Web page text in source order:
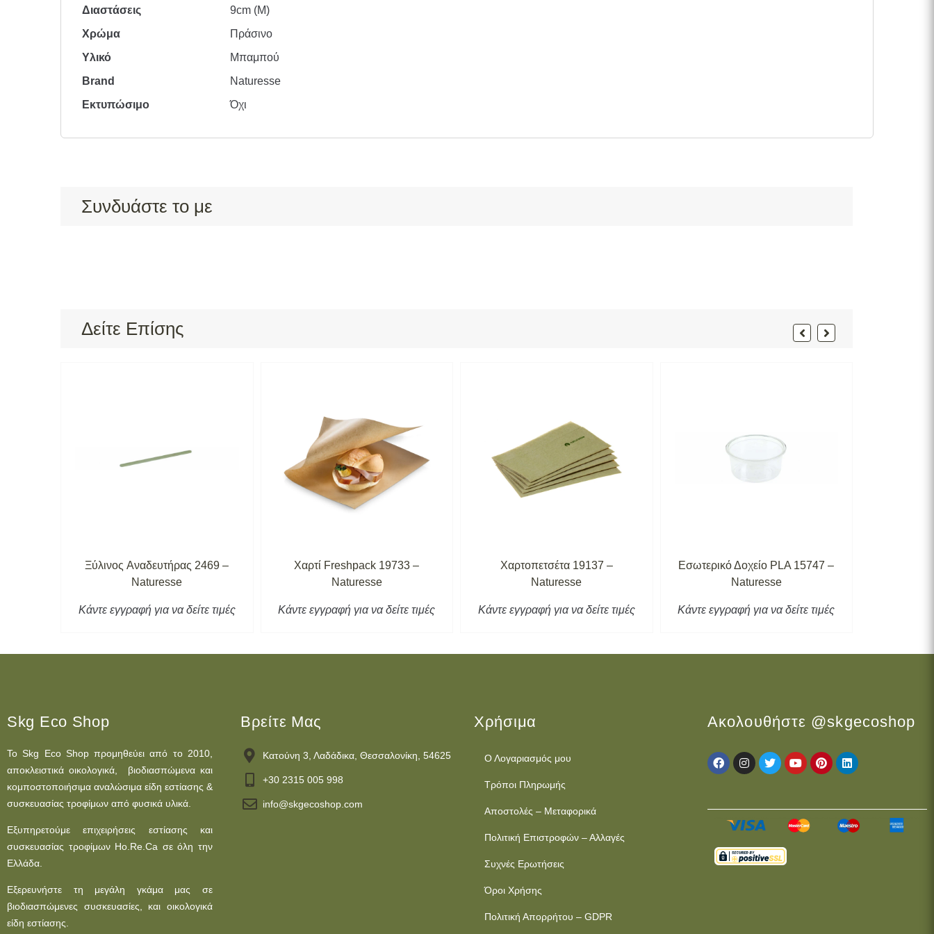
Διαστάσεις
9cm (Μ)
Χρώμα
Πράσινο
Υλικό
Μπαμπού
Brand
Naturesse
Εκτυπώσιμο
Όχι
Συνδυάστε το με
Δείτε Επίσης
Ξύλινος Aναδευτήρας 2469 –
Naturesse
Κάντε εγγραφή για να δείτε τιμές
Χαρτί Freshpack 19733 –
Naturesse
Κάντε εγγραφή για να δείτε τιμές
Χαρτοπετσέτα 19137 –
Naturesse
Κάντε εγγραφή για να δείτε τιμές
Εσωτερικό Δοχείο PLA 15747 –
Naturesse
Κάντε εγγραφή για να δείτε τιμές
Skg Eco Shop
Το Skg Eco Shop προμηθεύει από το 2010,
αποκλειστικά οικολογικά, βιοδιασπώμενα και
κομποστοποιήσιμα αναλώσιμα είδη εστίασης &
συσκευασίας τροφίμων από φυσικά υλικά.
Εξυπηρετούμε επιχειρήσεις εστίασης και
συσκευασίας τροφίμων Ho.Re.Ca σε όλη την
Ελλάδα.
Εξερευνήστε τη μεγάλη γκάμα μας σε
βιοδιασπώμενες συσκευασίες, και οικολογικά
είδη εστίασης.
Βρείτε Μας
Κατούνη 3, Λαδάδικα, Θεσσαλονίκη, 54625
+30 2315 005 998
info@skgecoshop.com
Χρήσιμα
Ο Λογαριασμός μου
Τρόποι Πληρωμής
Αποστολές – Μεταφορικά
Πολιτική Επιστροφών – Αλλαγές
Συχνές Ερωτήσεις
Όροι Χρήσης
Πολιτική Απορρήτου – GDPR
Ακολουθήστε @skgecoshop